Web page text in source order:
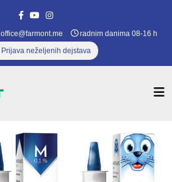
office@farmont.me
radnim danima 08-16 h
Prijava neželjenih dejstava